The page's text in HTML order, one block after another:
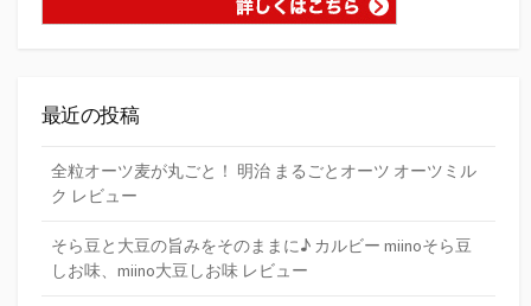
最近の投稿
全粒オーツ麦が丸ごと！ 明治 まるごとオーツ オーツミル
ク レビュー
そら豆と大豆の旨みをそのままに♪ カルビー miinoそら豆
しお味、miino大豆しお味 レビュー